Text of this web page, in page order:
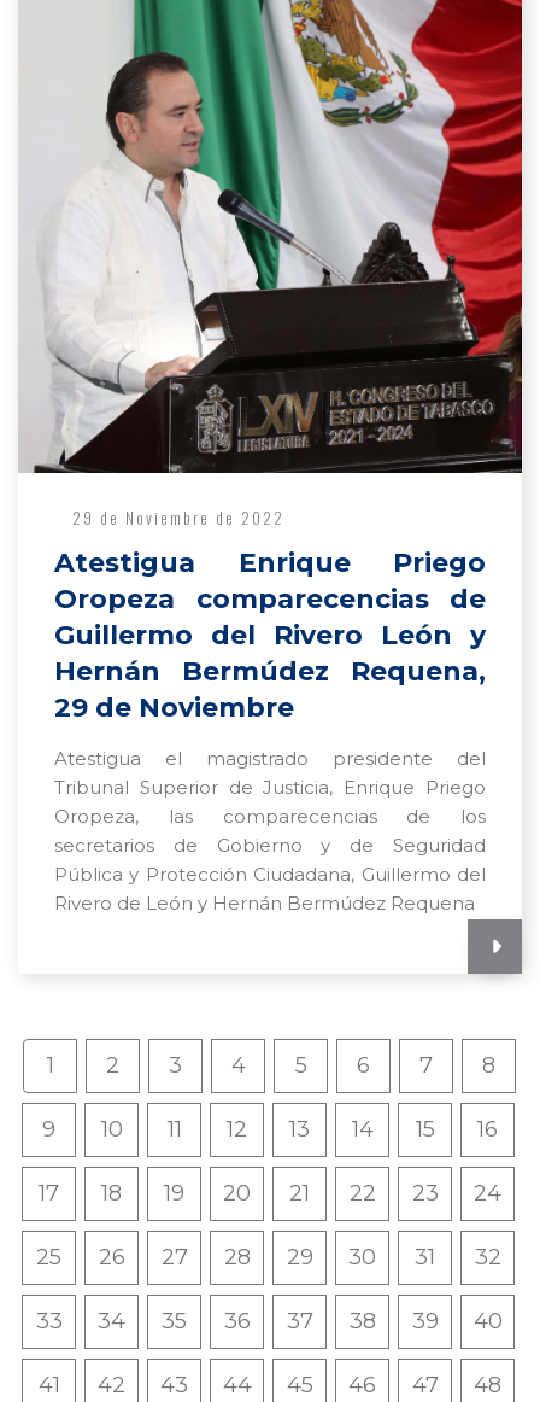
29 de Noviembre de 2022
Atestigua Enrique Priego
Oropeza comparecencias de
Guillermo del Rivero León y
Hernán Bermúdez Requena,
29 de Noviembre
Atestigua el magistrado presidente del
Tribunal Superior de Justicia, Enrique Priego
Oropeza, las comparecencias de los
secretarios de Gobierno y de Seguridad
Pública y Protección Ciudadana, Guillermo del
Rivero de León y Hernán Bermúdez Requena
1 2 3 4 5 6 7 8
9 10 11 12 13 14 15 16
17 18 19 20 21 22 23 24
25 26 27 28 29 30 31 32
33 34 35 36 37 38 39 40
41 42 43 44 45 46 47 48